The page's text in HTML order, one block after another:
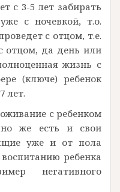
с 3-5 лет забирать
с ночевкой, т.о.
с отцом, т.е.
отцом, да день или
жизнь с
(ключе) ребенок
лет.
с ребенком
же есть и свои
уже и от пола
ребенка
негативного